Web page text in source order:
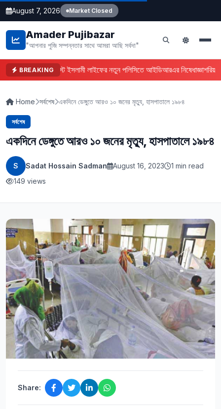
August 7, 2026 Market Closed
Amader Pujibazar
"আপনার পুজি সম্পন্নতার সাথে আমরা আছি সর্বদা"
BREAKINGফারইস্ট ইসলামী লাইফের নতুন পলিসিতে আইডিআরএর নিষেধাজ্ঞা
Home সর্বশেষ একদিনে ডেঙ্গুতে আরও ১০ জনের মৃত্যু, হাসপাতালে ১৯৮৪
সর্বশেষ
একদিনে ডেঙ্গুতে আরও ১০ জনের মৃত্যু, হাসপাতালে ১৯৮৪
S Sadat Hossain Sadman August 16, 2023
1 min read
149 views
Share: